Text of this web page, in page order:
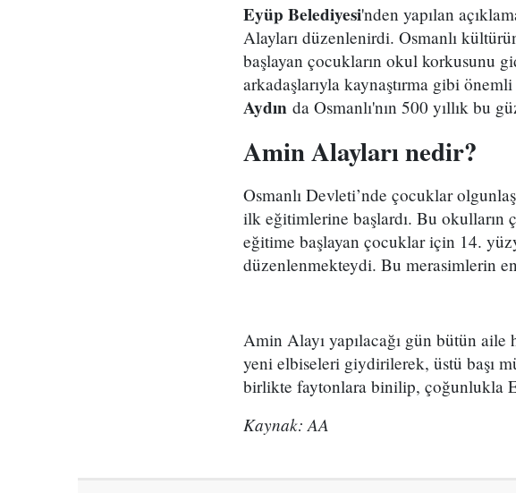
Eyüp Belediyesi'nden yapılan
Alayları düzenlenirdi. Osmanlı
başlayan çocukların okul korkusunu
arkadaşlarıyla kaynaştırma gibi
Aydın da Osmanlı'nın 500 yıllık bu
Amin Alayları nedir?
Osmanlı Devleti’nde çocuklar
ilk eğitimlerine başlardı. Bu
eğitime başlayan çocuklar için 14.
düzenlenmekteydi. Bu merasimlerin
Amin Alayı yapılacağı gün bütün aile
yeni elbiseleri giydirilerek, üstü başı
birlikte faytonlara binilip, çoğunlukla
Kaynak: AA